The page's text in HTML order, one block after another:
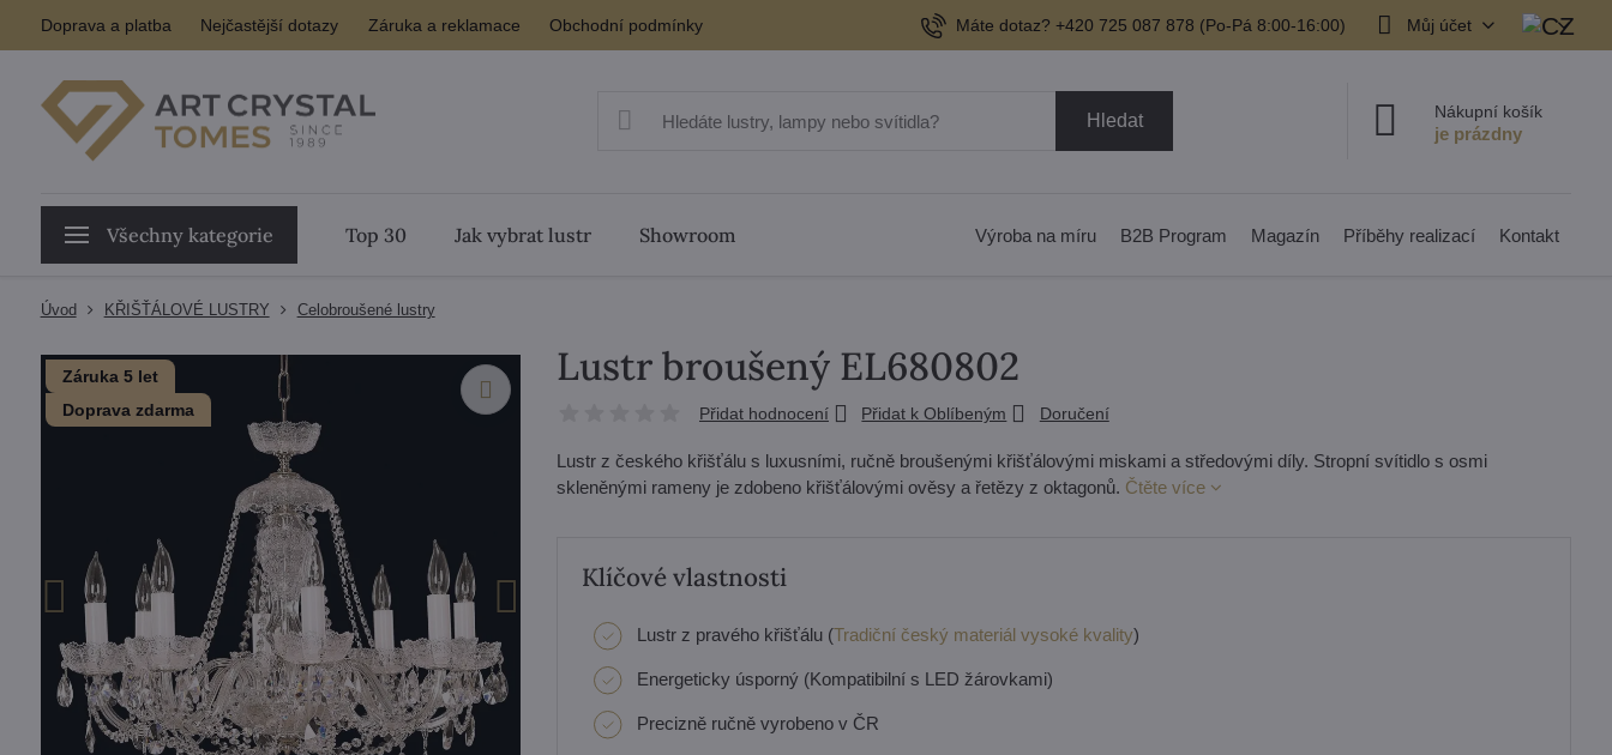
Doprava a platba Nejčastější dotazy Záruka a reklamace Obchodní podmínky Máte dotaz? +420 725 087 878​ (Po-Pá 8:00-16:00) Můj účet
Hledat Nákupní košík
Všechny kategorie Top 30 Jak vybrat lustr Showroom Výroba na míru B2B Program Magazín Příběhy realizací Kontakt
Úvod KŘIŠŤÁLOVÉ LUSTRY Celobroušené lustry
Záruka 5 let
Doprava zdarma
Lustr broušený EL680802
Přidat hodnocení Přidat k Oblíbeným Doručení
Lustr z českého křišťálu s luxusními, ručně broušenými křišťálovými miskami a středovými díly. Stropní svítidlo s osmi
skleněnými rameny je zdobeno křišťálovými ověsy a řetězy z oktagonů. Čtěte více
Klíčové vlastnosti
Lustr z pravého křišťálu (Tradiční český materiál vysoké kvality)
Energeticky úsporný (Kompatibilní s LED žárovkami)
Precizně ručně vyrobeno v ČR